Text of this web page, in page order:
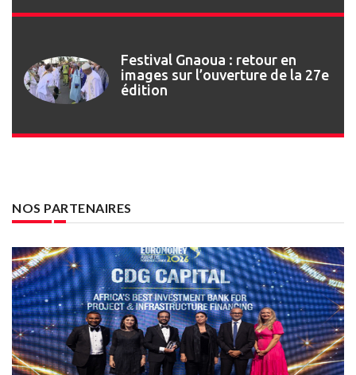
Festival Gnaoua : retour en
images sur l’ouverture de la 27e
édition
NOS PARTENAIRES